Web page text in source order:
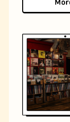
とうふ